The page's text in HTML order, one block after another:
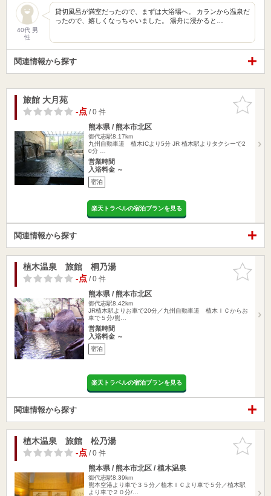
40代 男
性
貸切風呂が満室だったので、まずは大浴場へ。 カランから温泉だ
ったので、嬉しくなっちゃいました。 湯舟に浸かると…
関連情報から探す
お気に入
りに追加
旅館 大月苑
-点/ 0 件
熊本県 / 熊本市北区
御代志駅8.17km
九州自動車道 植木ICより5分 JR 植木駅よりタクシーで2
0分 …
営業時間
入浴料金 ～
宿泊
楽天トラベルの宿泊プランを見る
関連情報から探す
お気に入
りに追加
植木温泉 旅館 桐乃湯
-点/ 0 件
熊本県 / 熊本市北区
御代志駅8.42km
JR植木駅よりお車で20分／九州自動車道 植木ＩＣからお
車で５分/熊…
営業時間
入浴料金 ～
宿泊
楽天トラベルの宿泊プランを見る
関連情報から探す
お気に入
りに追加
植木温泉 旅館 松乃湯
-点/ 0 件
熊本県 / 熊本市北区 / 植木温泉
御代志駅8.39km
熊本空港より車で３５分／植木ＩＣより車で５分／植木駅
より車で２０分/…